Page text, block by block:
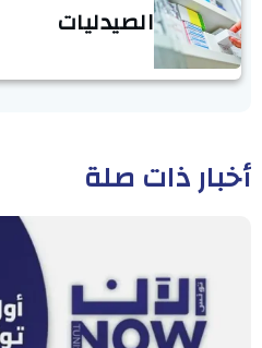
الصيدليات
أخبار ذات صلة